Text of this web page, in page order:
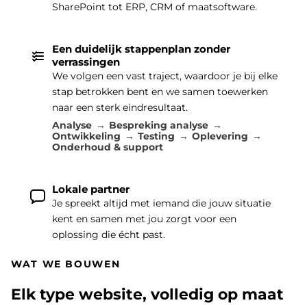
SharePoint tot ERP, CRM of maatsoftware.
Een duidelijk stappenplan zonder
verrassingen
We volgen een vast traject, waardoor je bij elke
stap betrokken bent en we samen toewerken
naar een sterk eindresultaat.
Analyse
Bespreking analyse
Ontwikkeling
Testing
Oplevering
Onderhoud & support
Lokale partner
Je spreekt altijd met iemand die jouw situatie
kent en samen met jou zorgt voor een
oplossing die écht past.
WAT WE BOUWEN
Elk type website, volledig op maat